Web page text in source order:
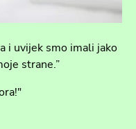
i uvijek smo imali jako
strane.”